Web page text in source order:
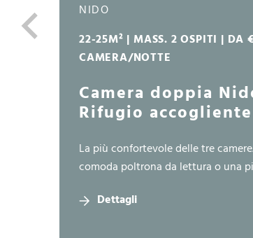
NIDO
22-25M² | MASS. 2 OSPITI | DA
CAMERA/NOTTE
Camera doppia
Rifugio accogliente
La più confortevole delle tre
comoda poltrona da lettura o una
Dettagli